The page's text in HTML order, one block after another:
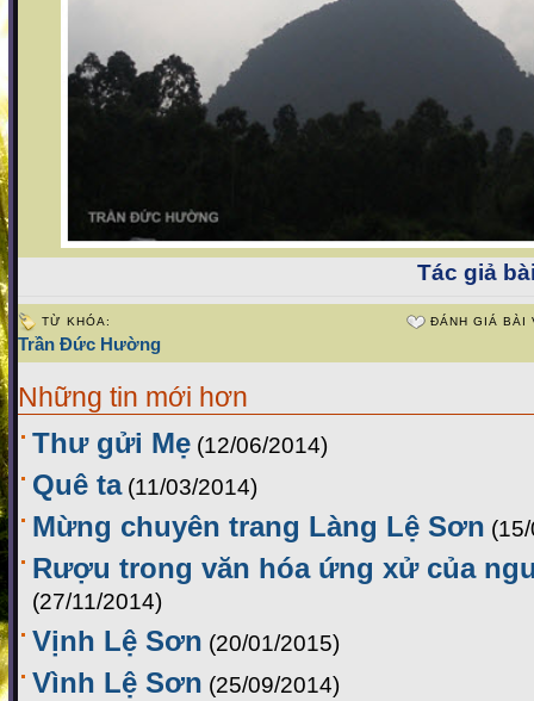
Tác giả
TỪ KHÓA:
Trần Đức Hường
ĐÁNH GIÁ BÀI
Những tin mới hơn
Thư gửi Mẹ (12/06/2014)
Quê ta (11/03/2014)
Mừng chuyên trang Làng Lệ Sơn
Rượu trong văn hóa ứng xử của
(27/11/2014)
Vịnh Lệ Sơn (20/01/2015)
Vình Lệ Sơn (25/09/2014)